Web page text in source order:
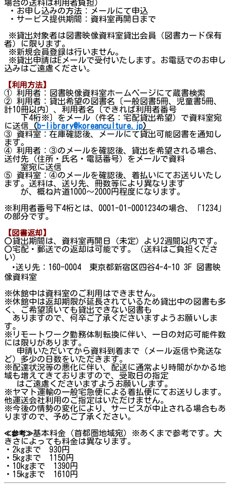
場合の送料は利用者負担）
・お申し込みの方法：メールにて申込
・サービス提供期間：資料室再開日まで
※貸出対象者は図書映像資料室貸出会員（図書カード保有
者）に限ります。
※新規会員登録は行いません。
※貸出申請はEメールで受付いたします。お電話でのお申し
込みはご遠慮ください。
【利用方法】
① 利用者：図書映像資料室ホームページにて蔵書検索
② 利用者：貸出希望の図書名〔一般図書5冊、児童書5冊、
計10冊以内〕、利用者名〔できれば利用者番号
下4桁※〕をメール（件名：宅配貸出希望）で資料室宛
に送信 （b-library@koreanculture.jp）
③ 資料室：在庫確認後、メールにて貸出可能図書を通知し
ます。
④ 利用者：③のメールを確認後、貸出を希望される場合、
送付先（住所・氏名・電話番号）をメールで資料
室宛に送信
⑤ 資料室：④のメールを確認後、着払いにてお送りいたし
ます。送料は、送り先、冊数等により異なります
が、概ね片道1000～2000円程度になります。
※利用者番号下4桁とは、0001-01-0001234の場合、「1234」
の部分です。
【図書返却】
〇貸出期間は、資料室再開日（未定）より2週間以内です。
〇宅配・郵送での返却は可能です。（送料はご負担くださ
い）
‣送り先：160-0004 東京都新宿区四谷4-4-10 3F 図書映
像資料室
※休館中は資料室のご利用はできません。
※休館中は返却期限が延長されているため貸出中の図書も多
く、ご希望頂いても貸出できない図書も
ありますので、何卒ご了承くださいますようお願いしま
す。
※リモートワーク勤務体制転換に伴い、一日の対応可能件数
には限りがあります。
申請いただいてから資料到着まで（メール返信や発送な
ど）多少の日数をいただきます。
※配達状況等の悪化に伴い、配送に通常より時間がかかる地
域も増えてきておりますので、受取日の指定
はご遠慮くださいますようお願いします。
※ヤマト運輸の一般宅急便による着払便にてお送りします。
他運送会社利用のご指定はいただけません。
※今後の情勢の変化により、サービスが中止される場合もあ
りますので、予めご了承ください。
≪参考≫基本料金（首都圏地域宛）※あくまで参考です。大
きさによっても料金は異なります。
・2kgまで 930円
・5kgまで 1150円
・10kgまで 1390円
・15kgまで 1610円